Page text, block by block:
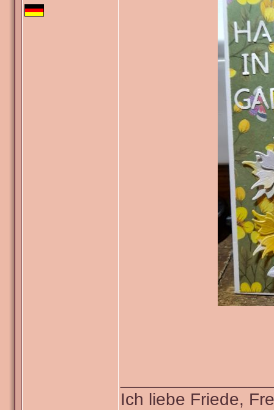
Ich liebe Friede,